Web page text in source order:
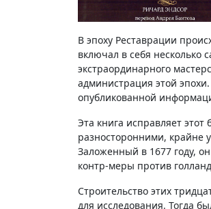
В эпоху Реставрации
включал в себя
экстраординарного
администрация этой
опубликованной
Эта книга исправляет
разносторонними, крайне
Заложенный в 1677 году,
контр-меры против
Строительство этих
для исследования. Тогда